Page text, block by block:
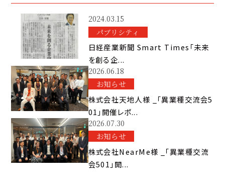
2024.03.15
パブリシティ
日経産業新聞 Smart Times「未来
を創る企...
2026.06.18
お知らせ
株式会社天地人様 _「異業種交流会5
01」開催レポ...
2026.07.30
お知らせ
株式会社NearMe様 _「異業種交流
会501」開...